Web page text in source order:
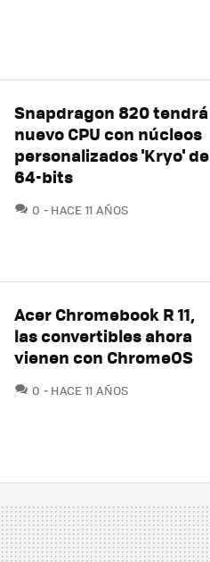
Snapdragon 820 tendrá
nuevo CPU con núcleos
personalizados 'Kryo' de
64-bits
0 COMENTARIOS
HACE 11 AÑOS
Acer Chromebook R 11,
las convertibles ahora
vienen con ChromeOS
0 COMENTARIOS
HACE 11 AÑOS